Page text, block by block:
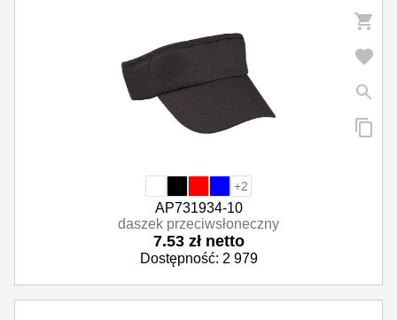
Odzież i akcesoria
Okazjonalne i upominkowe
+2
AP731934-10
daszek przeciwsłoneczny
7.53 zł netto
Dostępność: 2 979